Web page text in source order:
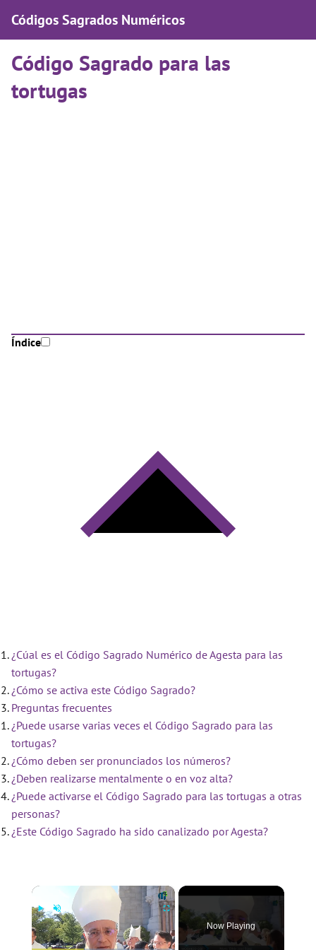
Códigos Sagrados Numéricos
Código Sagrado para las
tortugas
Índice
¿Cúal es el Código Sagrado Numérico de Agesta para las
tortugas?
¿Cómo se activa este Código Sagrado?
Preguntas frecuentes
¿Puede usarse varias veces el Código Sagrado para las
tortugas?
¿Cómo deben ser pronunciados los números?
¿Deben realizarse mentalmente o en voz alta?
¿Puede activarse el Código Sagrado para las tortugas a otras
personas?
¿Este Código Sagrado ha sido canalizado por Agesta?
×
Now Playing